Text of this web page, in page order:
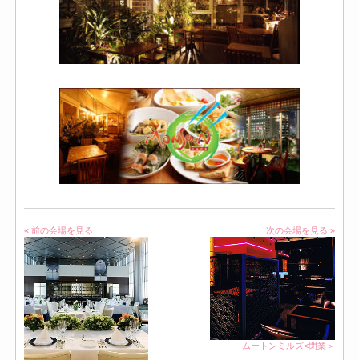
« 前の会場を見る 次の会場を見る »
ムートンミルズ<閉業＞